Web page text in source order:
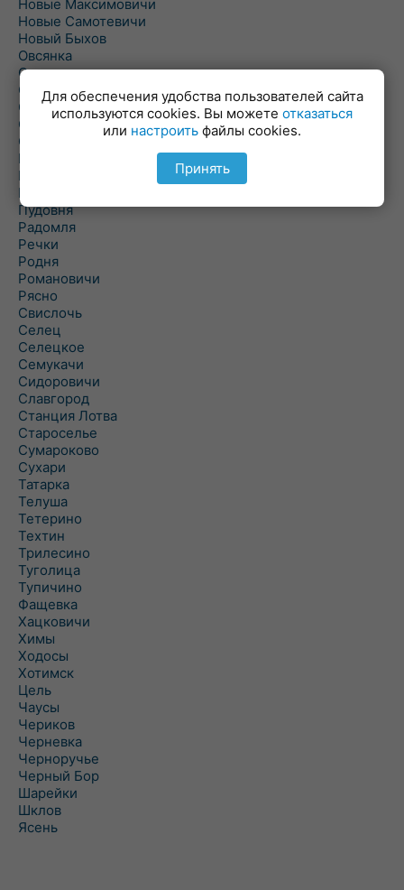
Новые Максимовичи
Новые Самотевичи
Новый Быхов
Овсянка
Ордать
Ореховка
Осиновка
Осиповичи
Осово
Павловичи
Паршино
Петуховка
Пудовня
Радомля
Речки
Родня
Романовичи
Рясно
Свислочь
Селец
Селецкое
Семукачи
Сидоровичи
Славгород
Станция Лотва
Староселье
Сумароково
Сухари
Татарка
Телуша
Тетерино
Техтин
Трилесино
Туголица
Тупичино
Фащевка
Хацковичи
Химы
Ходосы
Хотимск
Цель
Чаусы
Чериков
Черневка
Черноручье
Черный Бор
Шарейки
Шклов
Ясень
Для обеспечения удобства пользователей сайта
используются cookies. Вы можете отказаться
или настроить файлы cookies.
Принять